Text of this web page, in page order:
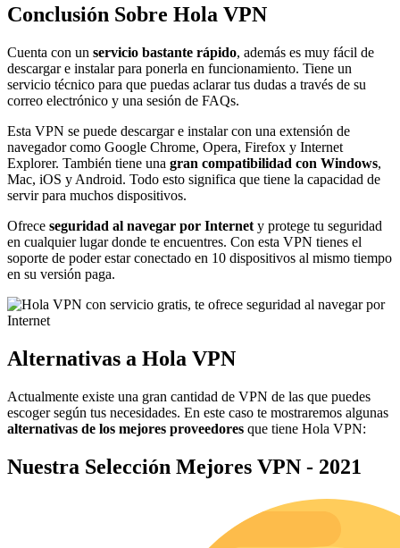
Conclusión Sobre Hola VPN
Cuenta con un servicio bastante rápido, además es muy fácil de
descargar e instalar para ponerla en funcionamiento. Tiene un
servicio técnico para que puedas aclarar tus dudas a través de su
correo electrónico y una sesión de FAQs.
Esta VPN se puede descargar e instalar con una extensión de
navegador como Google Chrome, Opera, Firefox y Internet
Explorer. También tiene una gran compatibilidad con Windows,
Mac, iOS y Android. Todo esto significa que tiene la capacidad de
servir para muchos dispositivos.
Ofrece seguridad al navegar por Internet y protege tu seguridad
en cualquier lugar donde te encuentres. Con esta VPN tienes el
soporte de poder estar conectado en 10 dispositivos al mismo tiempo
en su versión paga.
Alternativas a Hola VPN
Actualmente existe una gran cantidad de VPN de las que puedes
escoger según tus necesidades. En este caso te mostraremos algunas
alternativas de los mejores proveedores que tiene Hola VPN:
Nuestra Selección Mejores VPN - 2021